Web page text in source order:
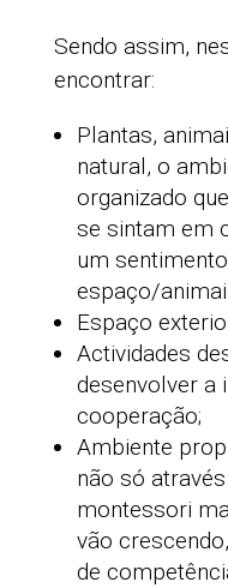
Sendo assim,
encontrar:
Plantas,
natural, o
organizado
se sintam em
um
espaço/
Espaço
Actividades
desenvolver a
cooperação;
Ambiente
não só
montessori
vão
de